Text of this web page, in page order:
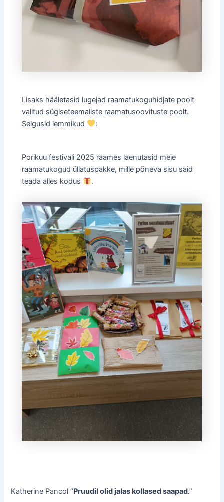
Lisaks hääletasid lugejad raamatukoguhidjate poolt
valitud sügiseteemaliste raamatusoovituste poolt.
Selgusid lemmikud
:
Porikuu festivali 2025 raames laenutasid meie
raamatukogud üllatuspakke, mille põneva sisu said
teada alles kodus
.
Katherine Pancol “Pruudil olid jalas kollased saapad.”